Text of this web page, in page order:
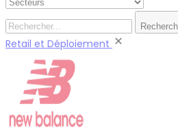
Retail et Déploiement